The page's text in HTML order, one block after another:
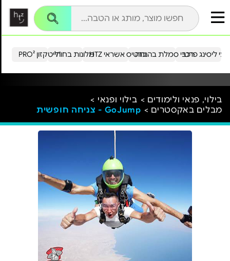
הייטקזון PRO²מלונות בחו"ל כרטיס אשראי HTZ ליסינג פרטירכבי סמלת בהנחה
בילוי, פנאי ולימודים > בילוי ופנאי >
מבלים באקסטרים > GoJump - צניחה חופשית